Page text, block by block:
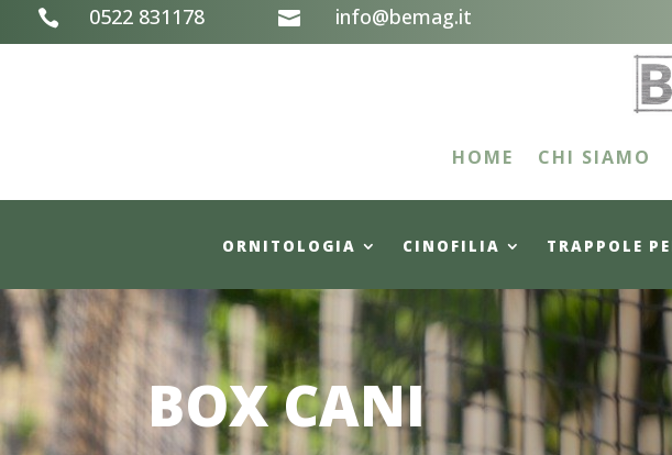
 0522 831178  info@bemag.it
HOME CHI SIAMO
ORNITOLOGIA CINOFILIA TRAPPOLE
BOX CANI